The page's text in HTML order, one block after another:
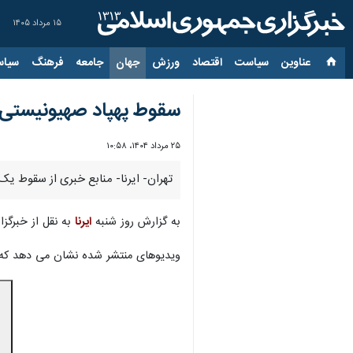
۱۵ مرداد ۱۴۰۵
عناوین‌ سیاست اقتصاد ورزش جهان جامعه فرهنگ
سقوط پهپاد صهیونیستی
۲۵ مرداد ۱۴۰۴، ۱۰:۵۸